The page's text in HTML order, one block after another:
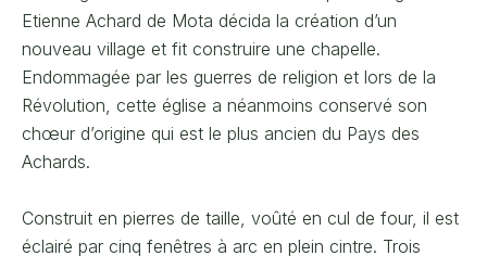
Etienne Achard de Mota décida la création d’un
nouveau village et fit construire une chapelle.
Endommagée par les guerres de religion et lors de la
Révolution, cette église a néanmoins conservé son
chœur d’origine qui est le plus ancien du Pays des
Achards.
Construit en pierres de taille, voûté en cul de four, il est
éclairé par cinq fenêtres à arc en plein cintre. Trois